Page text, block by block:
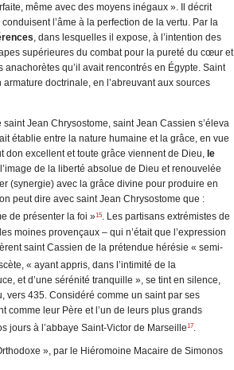
même avec des moyens inégaux ». Il décrit
l’âme à la perfection de la vertu. Par la
, dans lesquelles il expose, à l’intention des
supérieures du combat pour la pureté du cœur et
qu’il avait rencontrés en Égypte. Saint
doctrinale, en l’abreuvant aux sources
Jean Chrysostome, saint Jean Cassien s’éleva
établie entre la nature humaine et la grâce, en vue
don excellent et toute grâce viennent de Dieu, le
de la liberté absolue de Dieu et renouvelée
(synergie) avec la grâce divine pour produire en
peut dire avec saint Jean Chrysostome que :
de présenter la foi »15. Les partisans extrémistes de
moines provençaux – qui n’était que l’expression
saint Cassien de la prétendue hérésie « semi-
« ayant appris, dans l’intimité de la
et d’une sérénité tranquille », se tint en silence,
vers 435. Considéré comme un saint par ses
comme leur Père et l’un de leurs plus grands
jours à l’abbaye Saint-Victor de Marseille17.
», par le Hiéromoine Macaire de Simonos